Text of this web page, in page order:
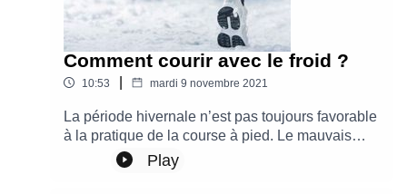
Comment courir avec le froid ?
10:53 mardi 9 novembre 2021
La période hivernale n’est pas toujours favorable
à la pratique de la course à pied. Le mauvais
temps et le froid sont des éléments à prendre en
compte. A travers ce podcast, le Dr Boris
Play